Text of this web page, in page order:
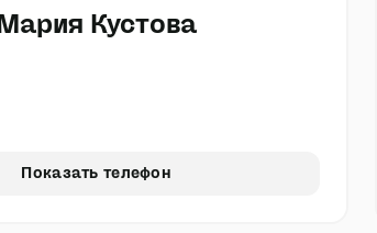
Мария Кустова
Показать телефон